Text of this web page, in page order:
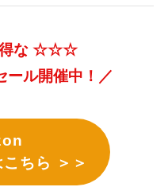
な ☆☆☆
ール開催中！／
ちら ＞＞